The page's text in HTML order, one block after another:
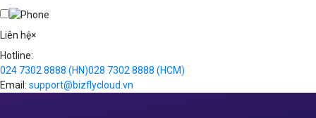
Videos
Liên hệ×
Hotline:
024 7302 8888 (HN)028 7302 8888 (HCM)
Email: support@bizflycloud.vn